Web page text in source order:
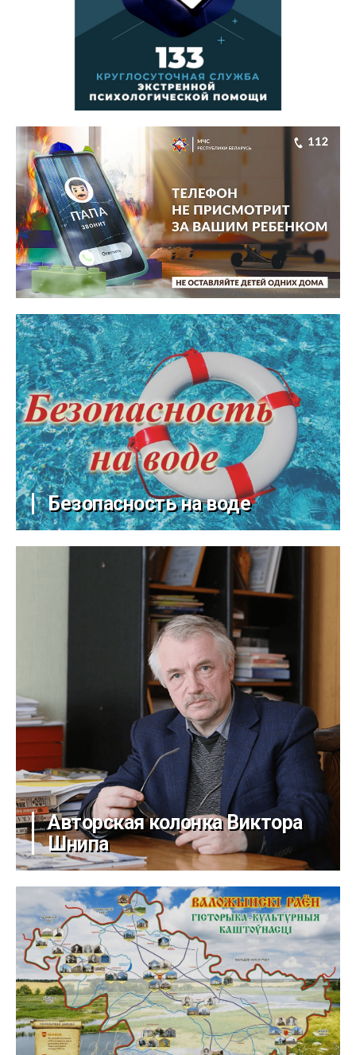
Безопасность на воде
Авторская колонка Виктора
Шнипа